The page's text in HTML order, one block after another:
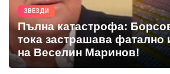
ЗВЕЗДИ
Пълна катастрофа:
тока застрашава фатално
на Веселин Маринов!